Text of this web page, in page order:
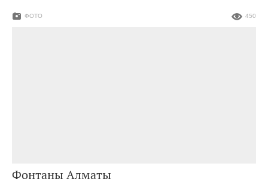
Фонтаны Алматы
ФОТО 450